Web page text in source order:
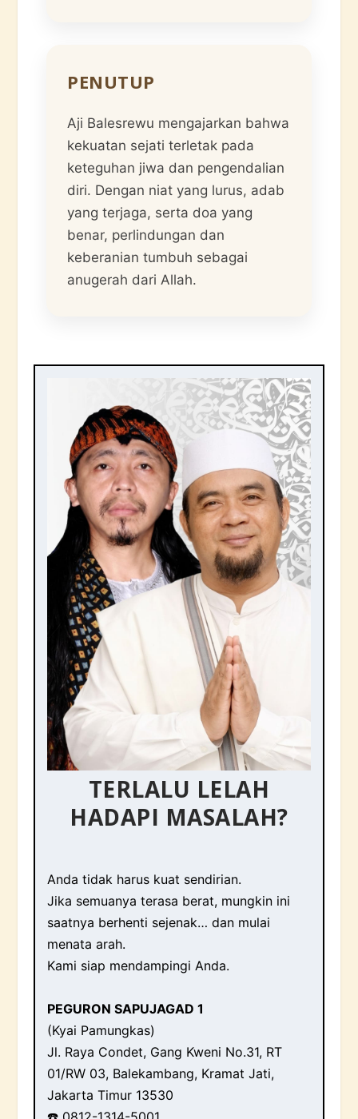
PENUTUP
Aji Balesrewu mengajarkan bahwa
kekuatan sejati terletak pada
keteguhan jiwa dan pengendalian
diri. Dengan niat yang lurus, adab
yang terjaga, serta doa yang
benar, perlindungan dan
keberanian tumbuh sebagai
anugerah dari Allah.
TERLALU LELAH
HADAPI MASALAH?
Anda tidak harus kuat sendirian.
Jika semuanya terasa berat, mungkin ini
saatnya berhenti sejenak… dan mulai
menata arah.
Kami siap mendampingi Anda.
PEGURON SAPUJAGAD 1
(Kyai Pamungkas)
Jl. Raya Condet, Gang Kweni No.31, RT
01/RW 03, Balekambang, Kramat Jati,
Jakarta Timur 13530